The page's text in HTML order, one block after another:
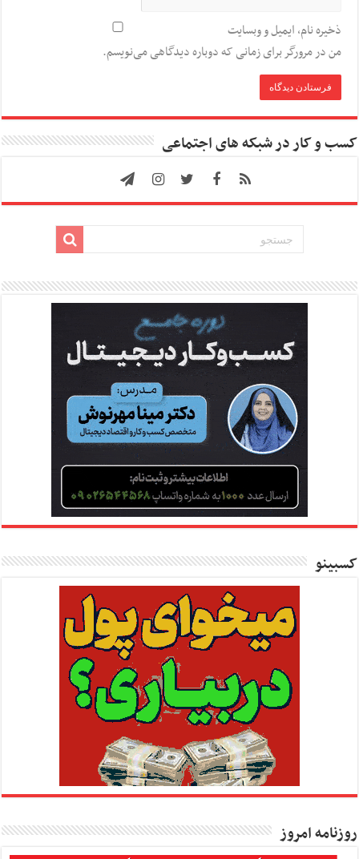
ذخیره نام، ایمیل و وبسایت
من در مرورگر برای زمانی که دوباره دیدگاهی می‌نویسم.
کسب و کار در شبکه های اجتماعی
کسبینو
روزنامه امروز